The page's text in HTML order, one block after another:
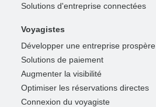
Solutions d'entreprise connectées
Voyagistes
Développer une entreprise prospère
Solutions de paiement
Augmenter la visibilité
Optimiser les réservations directes
Connexion du voyagiste